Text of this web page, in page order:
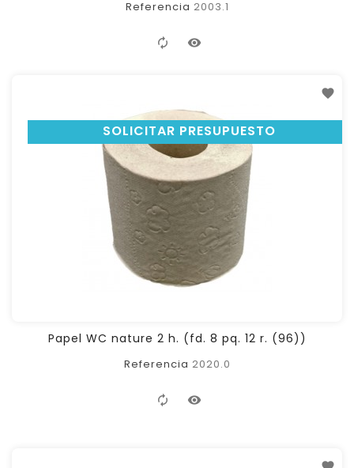
Referencia 2003.1
SOLICITAR PRESUPUESTO
Papel WC nature 2 h. (fd. 8 pq. 12 r. (96))
Referencia 2020.0